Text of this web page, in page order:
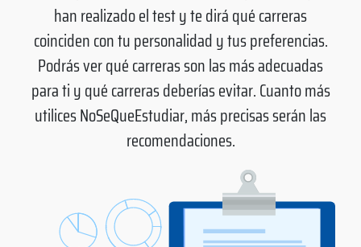
han realizado el test y te dirá qué carreras
coinciden con tu personalidad y tus preferencias.
Podrás ver qué carreras son las más adecuadas
para ti y qué carreras deberías evitar. Cuanto más
utilices NoSeQueEstudiar, más precisas serán las
recomendaciones.